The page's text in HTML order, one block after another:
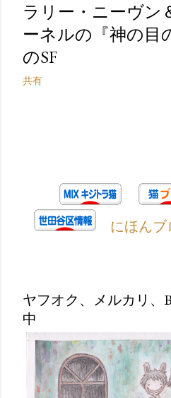
ラリー・ニーヴン
ーネルの『神の目
のSF
共有
にほんブ
ヤフオク、メルカリ、
中